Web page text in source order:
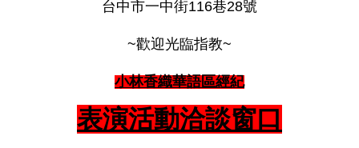
台中市一中街116巷28號
~歡迎光臨指教~
小林香織華語區經紀
表演活動洽談窗口